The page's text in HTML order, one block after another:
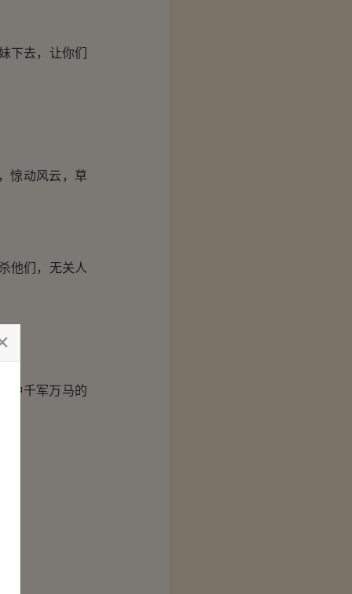
去，让你们
惊动风云，草
他们，无关人
种千军万马的